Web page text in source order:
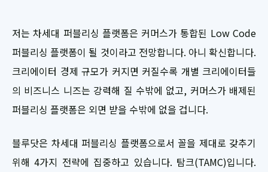
저는 차세대 퍼블리싱 플랫폼은 커머스가 통합된 Low Code
퍼블리싱 플랫폼이 될 것이라고 전망합니다. 아니 확신합니다.
크리에이터 경제 규모가 커지면 커질수록 개별 크리에이터들
의 비즈니스 니즈는 강력해 질 수밖에 없고, 커머스가 배제된
퍼블리싱 플랫폼은 외면 받을 수밖에 없을 겁니다.
블루닷은 차세대 퍼블리싱 플랫폼으로서 꼴을 제대로 갖추기
위해 4가지 전략에 집중하고 있습니다. 탐크(TAMC)입니다.